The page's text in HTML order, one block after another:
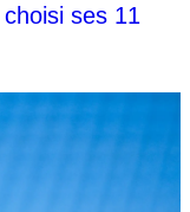
ses 11